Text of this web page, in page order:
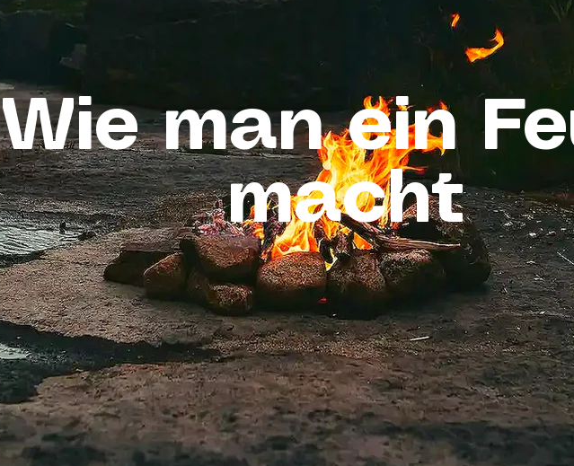
Wie man ein
macht